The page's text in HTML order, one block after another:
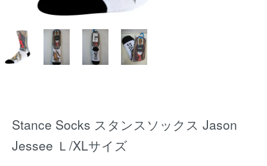
Stance Socks スタンスソックス Jason
Jessee Ｌ/XLサイズ